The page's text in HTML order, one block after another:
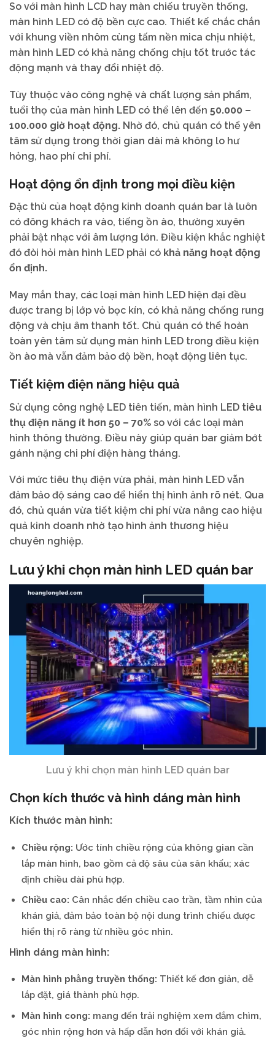
So với màn hình LCD hay màn chiếu truyền thống,
màn hình LED có độ bền cực cao. Thiết kế chắc chắn
với khung viền nhôm cùng tấm nền mica chịu nhiệt,
màn hình LED có khả năng chống chịu tốt trước tác
động mạnh và thay đổi nhiệt độ.
Tùy thuộc vào công nghệ và chất lượng sản phẩm,
tuổi thọ của màn hình LED có thể lên đến 50.000 –
100.000 giờ hoạt động. Nhờ đó, chủ quán có thể yên
tâm sử dụng trong thời gian dài mà không lo hư
hỏng, hao phí chi phí.
Hoạt động ổn định trong mọi điều kiện
Đặc thù của hoạt động kinh doanh quán bar là luôn
có đông khách ra vào, tiếng ồn ào, thường xuyên
phải bật nhạc với âm lượng lớn. Điều kiện khắc nghiệt
đó đòi hỏi màn hình LED phải có khả năng hoạt động
ổn định.
May mắn thay, các loại màn hình LED hiện đại đều
được trang bị lớp vỏ bọc kín, có khả năng chống rung
động và chịu âm thanh tốt. Chủ quán có thể hoàn
toàn yên tâm sử dụng màn hình LED trong điều kiện
ồn ào mà vẫn đảm bảo độ bền, hoạt động liên tục.
Tiết kiệm điện năng hiệu quả
Sử dụng công nghệ LED tiên tiến, màn hình LED tiêu
thụ điện năng ít hơn 50 – 70% so với các loại màn
hình thông thường. Điều này giúp quán bar giảm bớt
gánh nặng chi phí điện hàng tháng.
Với mức tiêu thụ điện vừa phải, màn hình LED vẫn
đảm bảo độ sáng cao để hiển thị hình ảnh rõ nét. Qua
đó, chủ quán vừa tiết kiệm chi phí vừa nâng cao hiệu
quả kinh doanh nhờ tạo hình ảnh thương hiệu
chuyên nghiệp.
Lưu ý khi chọn màn hình LED quán bar
Lưu ý khi chọn màn hình LED quán bar
Chọn kích thước và hình dáng màn hình
Kích thước màn hình:
Chiều rộng: Ước tính chiều rộng của không gian cần
lắp màn hình, bao gồm cả độ sâu của sân khấu; xác
định chiều dài phù hợp.
Chiều cao: Cân nhắc đến chiều cao trần, tầm nhìn của
khán giả, đảm bảo toàn bộ nội dung trình chiếu được
hiển thị rõ ràng từ nhiều góc nhìn.
Hình dáng màn hình:
Màn hình phẳng truyền thống: Thiết kế đơn giản, dễ
lắp đặt, giá thành phù hợp.
Màn hình cong: mang đến trải nghiệm xem đắm chìm,
góc nhìn rộng hơn và hấp dẫn hơn đối với khán giả.